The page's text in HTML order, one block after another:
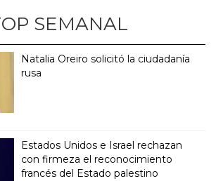
SEMANAL
Natalia Oreiro solicitó la ciudadanía
rusa
Estados Unidos e Israel rechazan
con firmeza el reconocimiento
francés del Estado palestino